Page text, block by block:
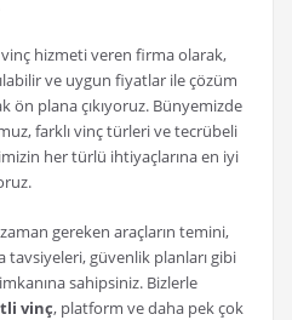
hizmeti veren firma olarak,
ve uygun fiyatlar ile çözüm
plana çıkıyoruz. Bünyemizde
farklı vinç türleri ve tecrübeli
her türlü ihtiyaçlarına en iyi
gereken araçların temini,
tavsiyeleri, güvenlik planları gibi
sahipsiniz. Bizlerle
vinç, platform ve daha pek çok